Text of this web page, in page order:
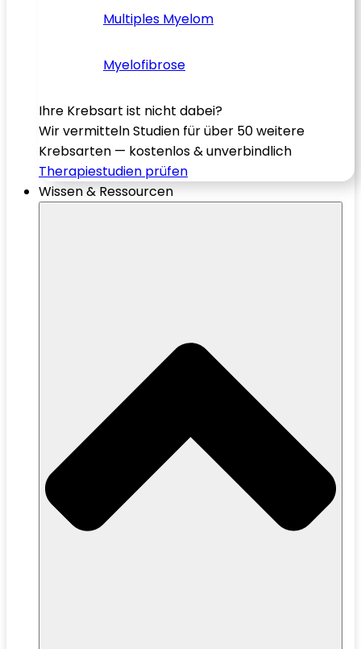
Multiples Myelom
Myelofibrose
Ihre Krebsart ist nicht dabei?
Wir vermitteln Studien für über 50 weitere
Krebsarten — kostenlos & unverbindlich
Therapiestudien prüfen
Wissen & Ressourcen